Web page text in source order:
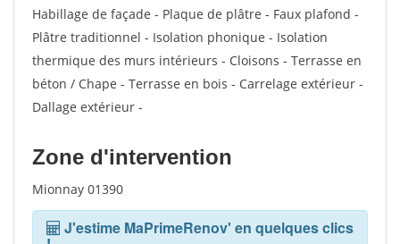
Habillage de façade - Plaque de plâtre - Faux plafond -
Plâtre traditionnel - Isolation phonique - Isolation
thermique des murs intérieurs - Cloisons - Terrasse en
béton / Chape - Terrasse en bois - Carrelage extérieur -
Dallage extérieur -
Zone d'intervention
Mionnay 01390